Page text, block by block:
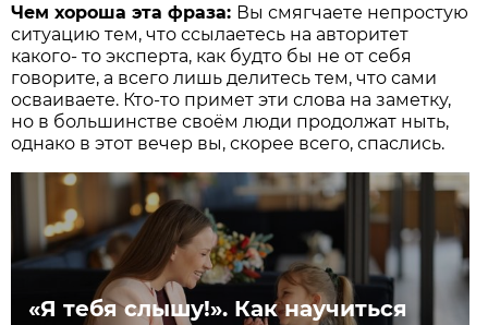
Чем хороша эта фраза: Вы смягчаете непростую
ситуацию тем, что ссылаетесь на авторитет
какого- то эксперта, как будто бы не от себя
говорите, а всего лишь делитесь тем, что сами
осваиваете. Кто-то примет эти слова на заметку,
но в большинстве своём люди продолжат ныть,
однако в этот вечер вы, скорее всего, спаслись.
«Я тебя слышу!». Как научиться